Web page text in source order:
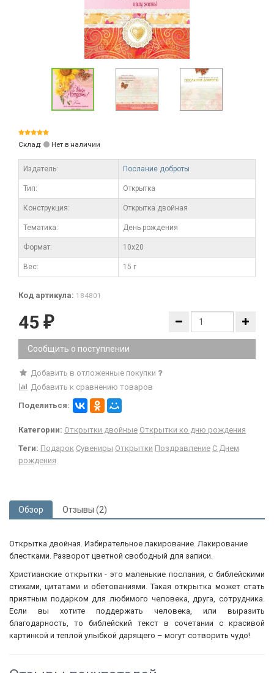
Склад: Нет в наличии
Издатель: Послание доброты
Тип: Открытка
Конструкция: Открытка двойная
Тематика: День рождения
Формат: 10x20
Вес: 15 г
Код артикула: 184801
45 ₽
Сообщить о поступлении
Добавить в отложенные покупки
Добавить к сравнению товаров
Поделиться:
Категории: Открытки двойные Открытки ко дню рождения
Теги: Подарок Сувениры Открытки Поздравление С Днем
рождения
Обзор Отзывы (2)
Открытка двойная. Избирательное лакирование. Лакирование
блестками. Разворот цветной свободный для записи.
Христианские открытки - это маленькие послания, с библейскими
стихами, цитатами и обетованиями. Такая открытка может стать
приятным подарком для любимого человека, друга, сотрудника.
Если вы хотите поддержать человека, или выразить
благодарность, то библейский текст в сочетании с красивой
картинкой и теплой улыбкой дарящего – могут сотворить чудо!